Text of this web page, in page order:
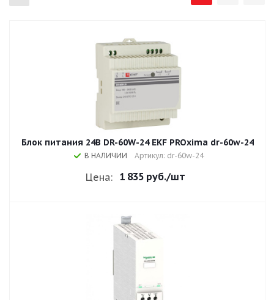
Блок питания 24В DR-60W-24 EKF PROxima dr-60w-24
В НАЛИЧИИ Артикул: dr-60w-24
Цена: 1 835 руб./шт